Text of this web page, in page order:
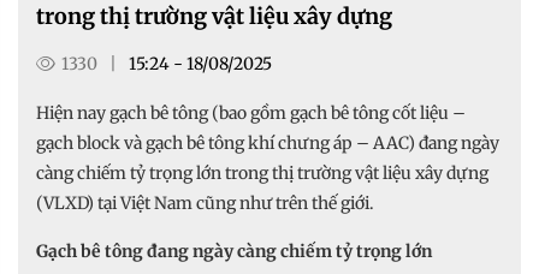
trong thị trường vật liệu xây dựng
1330 15:24 - 18/08/2025
Hiện nay gạch bê tông (bao gồm gạch bê tông cốt liệu –
gạch block và gạch bê tông khí chưng áp – AAC) đang ngày
càng chiếm tỷ trọng lớn trong thị trường vật liệu xây dựng
(VLXD) tại Việt Nam cũng như trên thế giới.
Gạch bê tông đang ngày càng chiếm tỷ trọng lớn